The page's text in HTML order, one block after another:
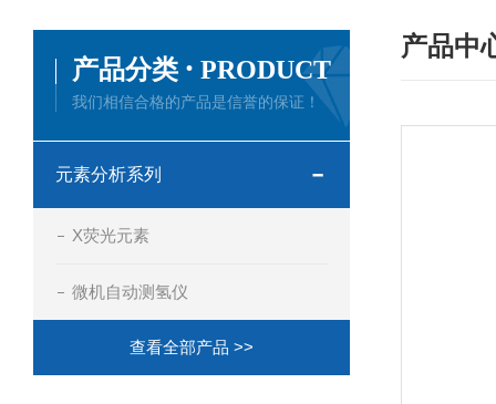
产品中
产品分类 · PRODUCT
我们相信合格的产品是信誉的保证！
元素分析系列
X荧光元素
微机自动测氢仪
查看全部产品 >>